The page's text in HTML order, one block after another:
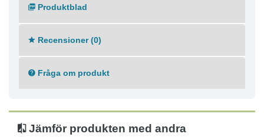
Produktblad
Recensioner (0)
Fråga om produkt
Jämför produkten med andra